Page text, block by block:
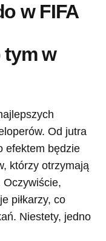
w FIFA
tym w
Od jutra
efektem będzie
którzy otrzymają
Oczywiście,
piłkarzy, co
Niestety, jedno